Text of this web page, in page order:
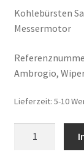
Kohlebürsten
Messermotor
Ambrogio,
Lieferzeit: 5-10